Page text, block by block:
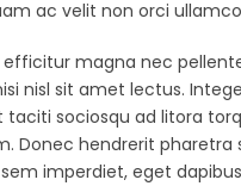
ac velit non orci
efficitur magna nec
nisl sit amet lectus.
taciti sociosqu ad litora
Donec hendrerit
imperdiet, eget